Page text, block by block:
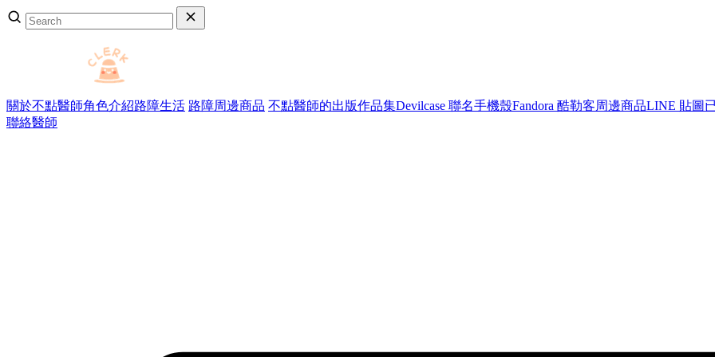
關於不點醫師角色介紹路障生活 路障周邊商品 不點醫師的出版作品集Devilcase 聯名手機殼Fandora 酷勒客周邊商品LINE 貼圖
聯絡醫師